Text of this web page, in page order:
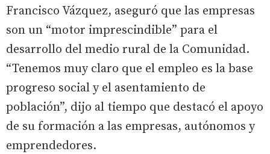
Francisco Vázquez, aseguró que las empresas
son un “motor imprescindible” para el
desarrollo del medio rural de la Comunidad.
“Tenemos muy claro que el empleo es la base
progreso social y el asentamiento de
población”, dijo al tiempo que destacó el apoyo
de su formación a las empresas, autónomos y
emprendedores.